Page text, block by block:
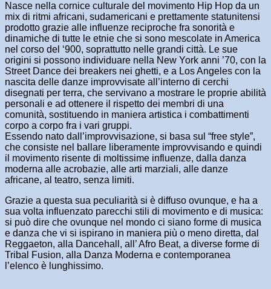
Nasce nella cornice culturale del movimento Hip Hop da un
mix di ritmi africani, sudamericani e prettamente statunitensi
prodotto grazie alle influenze reciproche fra sonorità e
dinamiche di tutte le etnie che si sono mescolate in America
nel corso del ‘900, soprattutto nelle grandi città. Le sue
origini si possono individuare nella New York anni ’70, con la
Street Dance dei breakers nei ghetti, e a Los Angeles con la
nascita delle danze improvvisate all’interno di cerchi
disegnati per terra, che servivano a mostrare le proprie abilità
personali e ad ottenere il rispetto dei membri di una
comunità, sostituendo in maniera artistica i combattimenti
corpo a corpo fra i vari gruppi.
Essendo nato dall’improvvisazione, si basa sul “free style”,
che consiste nel ballare liberamente improvvisando e quindi
il movimento risente di moltissime influenze, dalla danza
moderna alle acrobazie, alle arti marziali, alle danze
africane, al teatro, senza limiti.
Grazie a questa sua peculiarità si è diffuso ovunque, e ha a
sua volta influenzato parecchi stili di movimento e di musica:
si può dire che ovunque nel mondo ci siano forme di musica
e danza che vi si ispirano in maniera più o meno diretta, dal
Reggaeton, alla Dancehall, all’ Afro Beat, a diverse forme di
Tribal Fusion, alla Danza Moderna e contemporanea
l’elenco è lunghissimo.